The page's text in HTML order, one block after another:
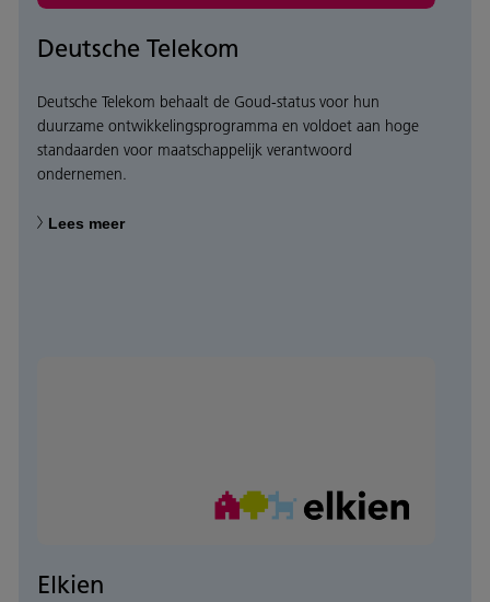
Deutsche Telekom
Deutsche Telekom behaalt de Goud-status voor hun
duurzame ontwikkelingsprogramma en voldoet aan hoge
standaarden voor maatschappelijk verantwoord
ondernemen.
Lees meer
Elkien